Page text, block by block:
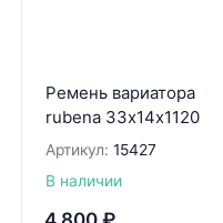
Ремень вариатора
rubena 33х14х1120
Артикул: 15427
В наличии